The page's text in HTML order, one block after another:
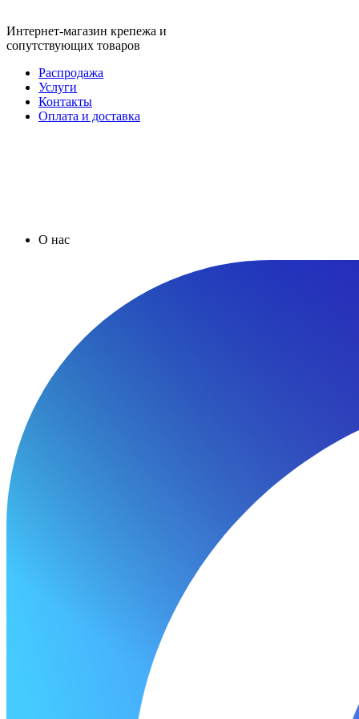
Интернет-магазин крепежа и
сопутствующих товаров
Распродажа
Услуги
Контакты
Оплата и доставка
О нас